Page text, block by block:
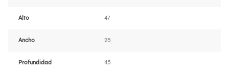
Alto 47
Ancho 25
Profundidad 45